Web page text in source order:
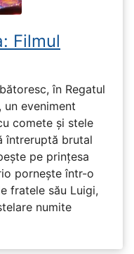
Filmul
în Regatul
un eveniment
comete și stele
întreruptă brutal
pe prinţesa
pornește într-o
fratele său Luigi,
numite